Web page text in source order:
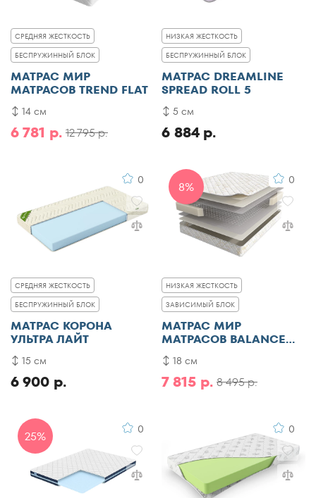
СРЕДНЯЯ ЖЕСТКОСТЬ
БЕСПРУЖИННЫЙ БЛОК
МАТРАС МИР
МАТРАСОВ TREND FLAT
12 795 р.
6 781 р.
14 см
НИЗКАЯ ЖЕСТКОСТЬ
БЕСПРУЖИННЫЙ БЛОК
МАТРАС DREAMLINE
SPREAD ROLL 5
6 884 р.
5 см
0
СРЕДНЯЯ ЖЕСТКОСТЬ
БЕСПРУЖИННЫЙ БЛОК
МАТРАС КОРОНА
УЛЬТРА ЛАЙТ
6 900 р.
15 см
8% 0
НИЗКАЯ ЖЕСТКОСТЬ
ЗАВИСИМЫЙ БЛОК
МАТРАС МИР
МАТРАСОВ BALANCE
SMART
8 495 р.
7 815 р.
18 см
25% 0 0